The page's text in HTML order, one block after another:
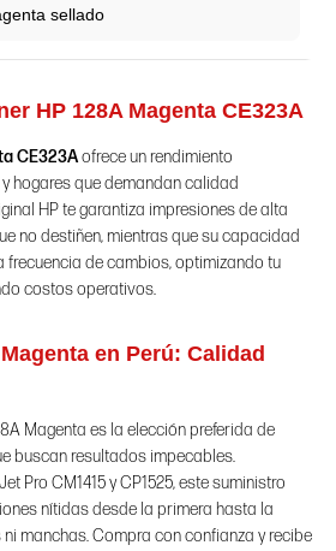
sellado
HP 128A Magenta CE323A
CE323Aofrece un rendimiento
hogares que demandan calidad
HP te garantiza impresiones de alta
no destiñen, mientras que su capacidad
frecuencia de cambios, optimizando tu
costos operativos.
en Perú: Calidad
Magenta es la elección preferida de
buscan resultados impecables.
Pro CM1415 y CP1525, este suministro
nítidas desde la primera hasta la
manchas. Compra con confianza y recibe